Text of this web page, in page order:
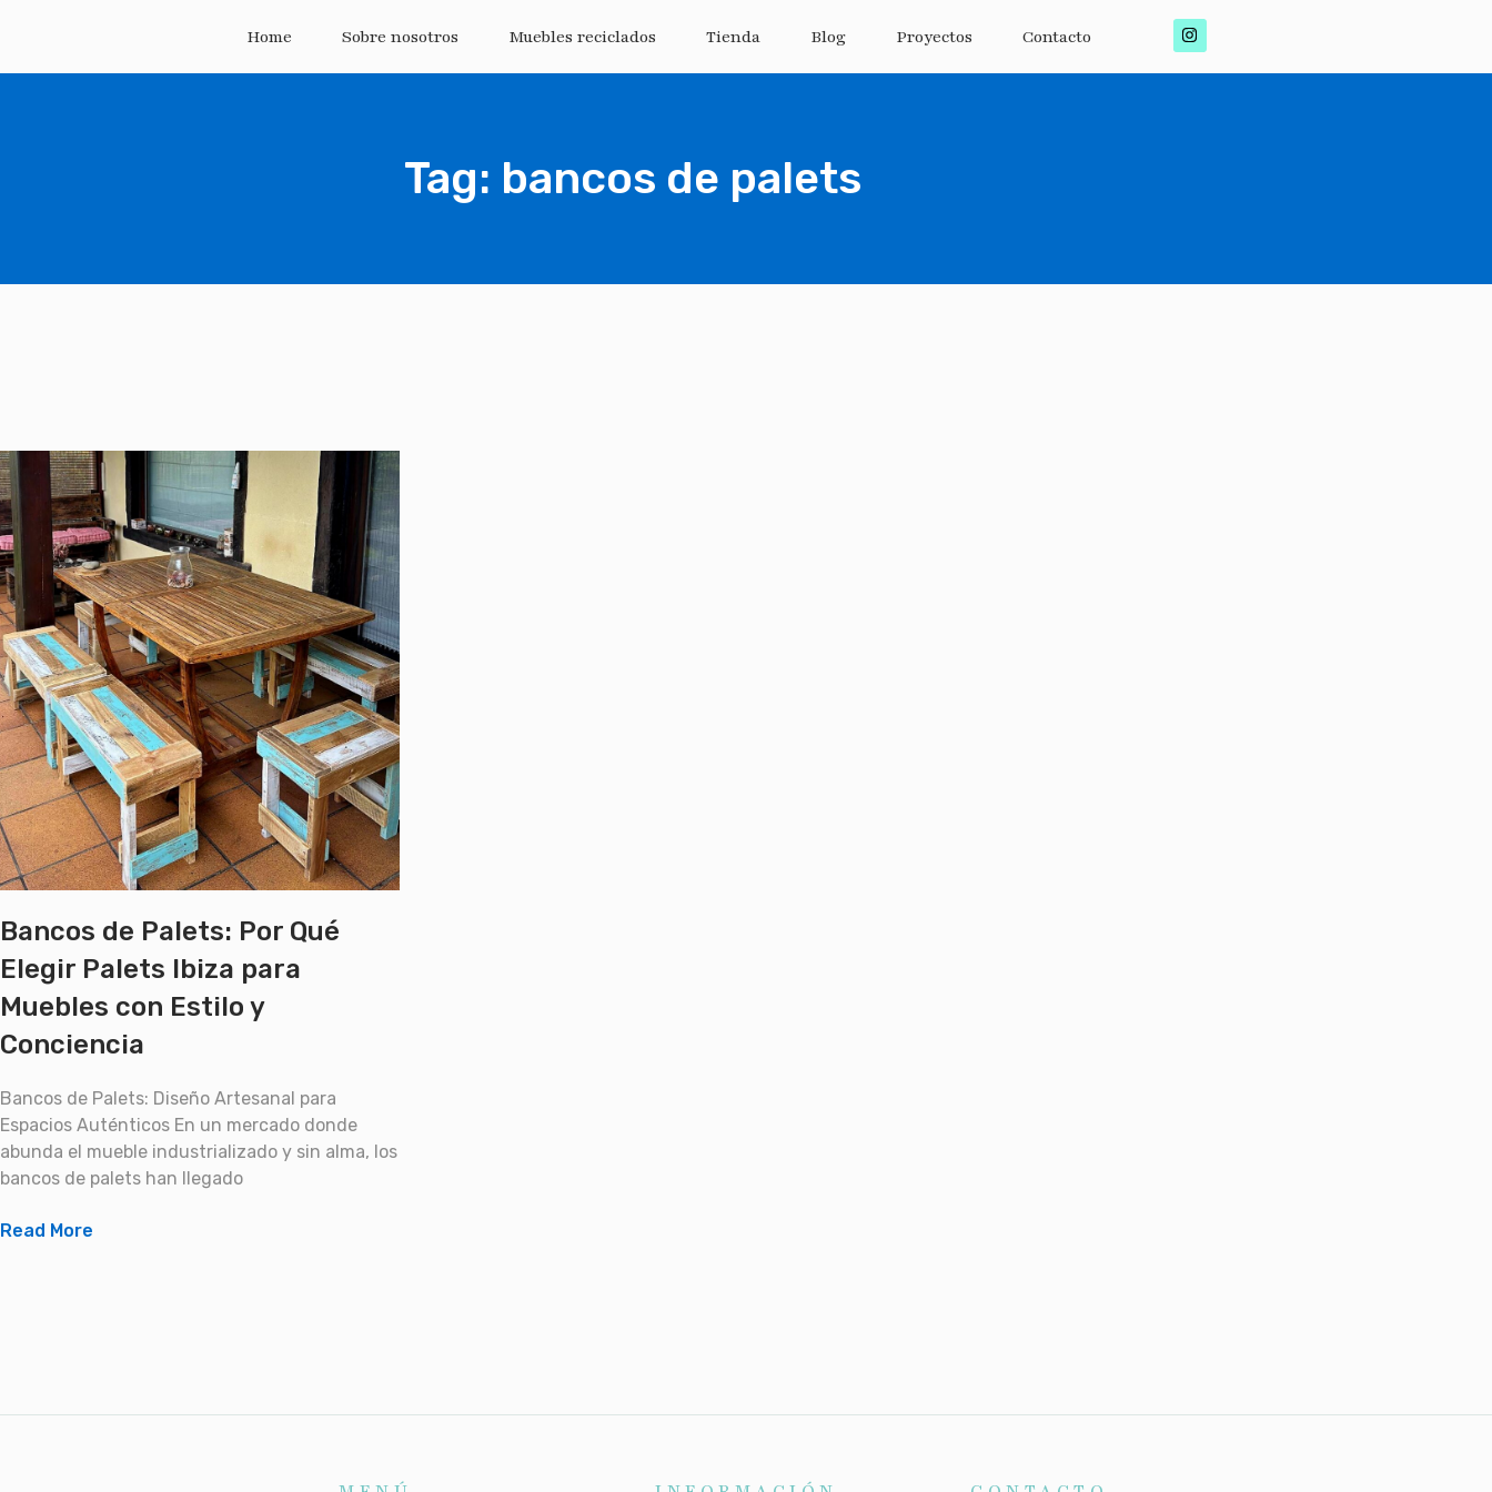
Home Sobre nosotros Muebles reciclados Tienda Blog Proyectos Contacto
Tag: bancos de palets
Bancos de Palets: Por Qué
Elegir Palets Ibiza para
Muebles con Estilo y
Conciencia
Bancos de Palets: Diseño Artesanal para
Espacios Auténticos En un mercado donde
abunda el mueble industrializado y sin alma, los
bancos de palets han llegado
Read More